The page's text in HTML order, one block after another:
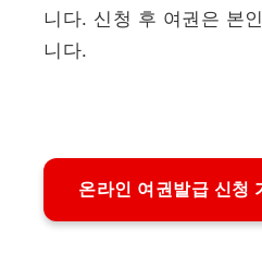
니다. 신청 후 여권은 본
니다.
온라인 여권발급 신청